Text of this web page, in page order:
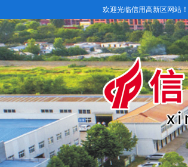
欢迎光临信用高新区网站！